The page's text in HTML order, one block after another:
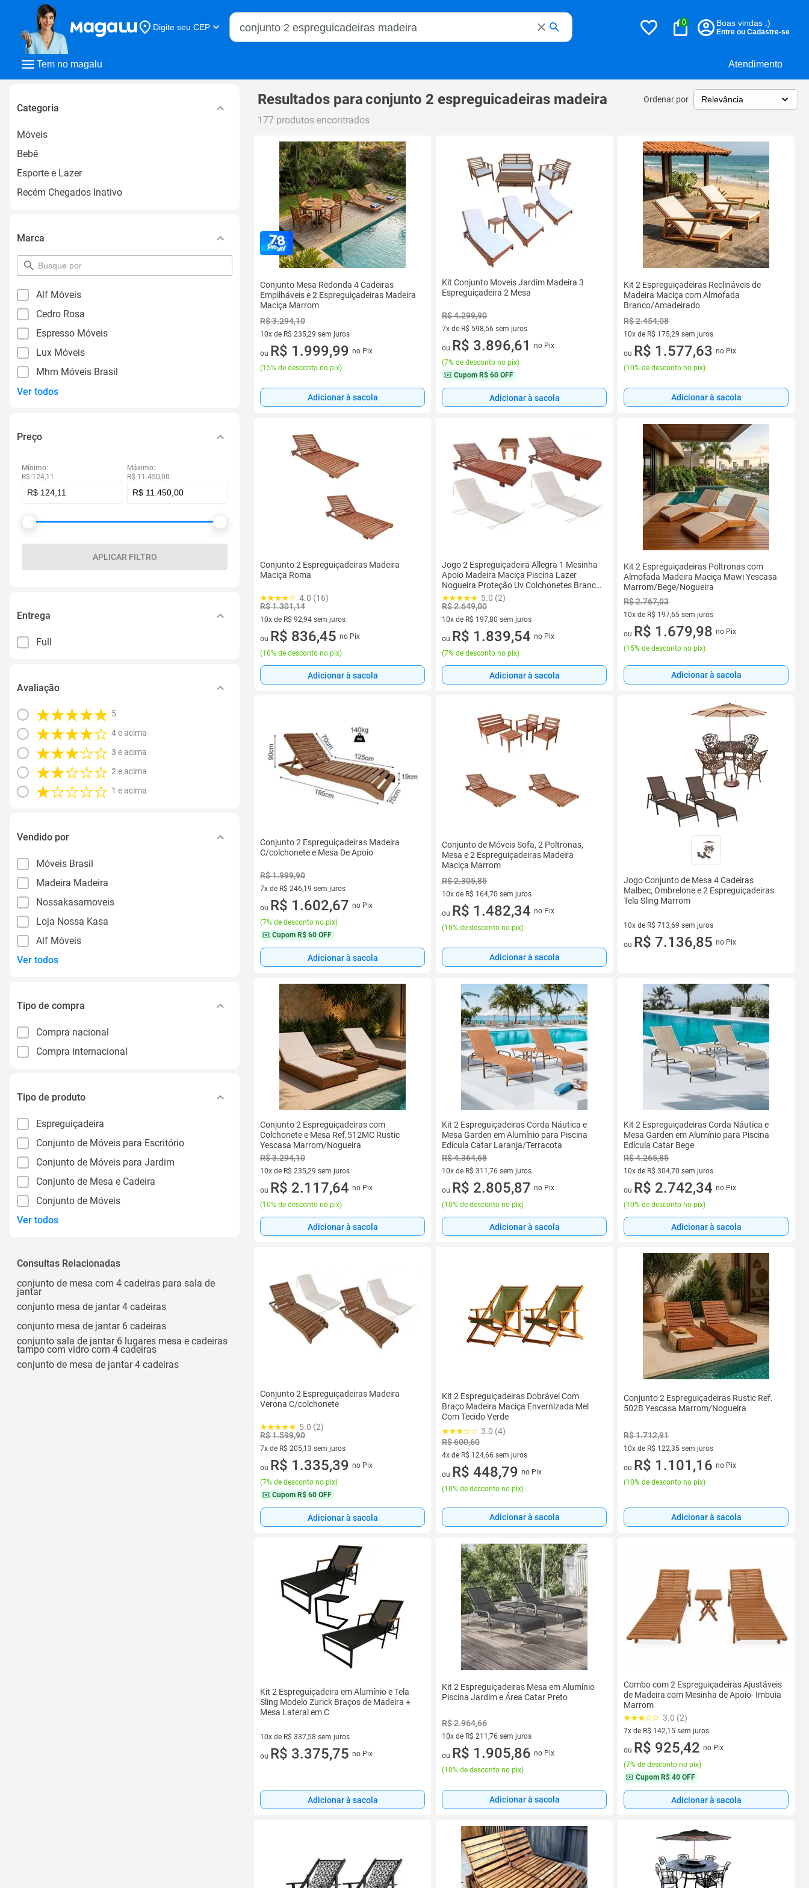
Tem no magalu Atendimento
Digite seu CEP
Buscar no Magalu
0 Boas vindas :)
Entre ou Cadastre-se
Categoria
Móveis
Bebê
Esporte e Lazer
Recém Chegados Inativo
Marca
pesquisar
por
Alf Móveis
Cedro Rosa
Espresso Móveis
Lux Móveis
Mhm Móveis Brasil
Ver todos
Preço
Mínimo:
R$ 124,11
Máximo:
R$ 11.450,00
APLICAR FILTRO
Entrega
Full
Avaliação
5
4 e acima
3 e acima
2 e acima
1 e acima
Vendido por
Móveis Brasil
Madeira Madeira
Nossakasamoveis
Loja Nossa Kasa
Alf Móveis
Ver todos
Tipo de compra
Compra nacional
Compra internacional
Tipo de produto
Espreguiçadeira
Conjunto de Móveis para Escritório
Conjunto de Móveis para Jardim
Conjunto de Mesa e Cadeira
Conjunto de Móveis
Ver todos
Consultas Relacionadas
conjunto de mesa com 4 cadeiras para sala de
jantar
conjunto mesa de jantar 4 cadeiras
conjunto mesa de jantar 6 cadeiras
conjunto sala de jantar 6 lugares mesa e cadeiras
tampo com vidro com 4 cadeiras
conjunto de mesa de jantar 4 cadeiras
Resultados paraconjunto 2 espreguicadeiras madeira Ordenar por
177 produtos encontrados
Conjunto Mesa Redonda 4 Cadeiras
Empilháveis e 2 Espreguiçadeiras Madeira
Maciça Marrom
R$ 3.294,10
10x de R$ 235,29 sem juros
10 vez de R$ 235,29 sem juros
ou R$ 1.999,99 no Pix
(15% de desconto no pix)
Adicionar à sacola
Kit Conjunto Moveis Jardim Madeira 3
Espreguiçadeira 2 Mesa
R$ 4.299,90
7x de R$ 598,56 sem juros
7 vez de R$ 598,56 sem juros
ou R$ 3.896,61
no Pix
(7% de desconto no pix)
Cupom R$ 60 OFF
Adicionar à sacola
Kit 2 Espreguiçadeiras Reclináveis de
Madeira Maciça com Almofada
Branco/Amadeirado
R$ 2.454,08
10x de R$ 175,29 sem juros
10 vez de R$ 175,29 sem juros
ou R$ 1.577,63 no Pix
(10% de desconto no pix)
Adicionar à sacola
Conjunto 2 Espreguiçadeiras Madeira
Maciça Roma
4.0 (16)
R$ 1.301,14
10x de R$ 92,94 sem juros
10 vez de R$ 92,94 sem juros
ou R$ 836,45 no Pix
(10% de desconto no pix)
Adicionar à sacola
Jogo 2 Espreguiçadeira Allegra 1 Mesinha
Apoio Madeira Maciça Piscina Lazer
Nogueira Proteção Uv Colchonetes Branco
Cru
5.0 (2)
R$ 2.649,00
10x de R$ 197,80 sem juros
10 vez de R$ 197,80 sem juros
ou R$ 1.839,54 no Pix
(7% de desconto no pix)
Adicionar à sacola
Kit 2 Espreguiçadeiras Poltronas com
Almofada Madeira Maciça Mawi Yescasa
Marrom/Bege/Nogueira
R$ 2.767,03
10x de R$ 197,65 sem juros
10 vez de R$ 197,65 sem juros
ou R$ 1.679,98 no Pix
(15% de desconto no pix)
Adicionar à sacola
Conjunto 2 Espreguiçadeiras Madeira
C/colchonete e Mesa De Apoio
R$ 1.999,90
7x de R$ 246,19 sem juros
7 vez de R$ 246,19 sem juros
ou R$ 1.602,67 no Pix
(7% de desconto no pix)
Cupom R$ 60 OFF
Adicionar à sacola
Conjunto de Móveis Sofa, 2 Poltronas,
Mesa e 2 Espreguiçadeiras Madeira
Maciça Marrom
R$ 2.305,85
10x de R$ 164,70 sem juros
10 vez de R$ 164,70 sem juros
ou R$ 1.482,34 no Pix
(10% de desconto no pix)
Adicionar à sacola
Jogo Conjunto de Mesa 4 Cadeiras
Malbec, Ombrelone e 2 Espreguiçadeiras
Tela Sling Marrom
10x de R$ 713,69 sem juros
10 vez de R$ 713,69 sem juros
ou R$ 7.136,85 no Pix
Conjunto 2 Espreguiçadeiras com
Colchonete e Mesa Ref.512MC Rustic
Yescasa Marrom/Nogueira
R$ 3.294,10
10x de R$ 235,29 sem juros
10 vez de R$ 235,29 sem juros
ou R$ 2.117,64 no Pix
(10% de desconto no pix)
Adicionar à sacola
Kit 2 Espreguiçadeiras Corda Náutica e
Mesa Garden em Alumínio para Piscina
Edícula Catar Laranja/Terracota
R$ 4.364,68
10x de R$ 311,76 sem juros
10 vez de R$ 311,76 sem juros
ou R$ 2.805,87 no Pix
(10% de desconto no pix)
Adicionar à sacola
Kit 2 Espreguiçadeiras Corda Náutica e
Mesa Garden em Alumínio para Piscina
Edícula Catar Bege
R$ 4.265,85
10x de R$ 304,70 sem juros
10 vez de R$ 304,70 sem juros
ou R$ 2.742,34 no Pix
(10% de desconto no pix)
Adicionar à sacola
Conjunto 2 Espreguiçadeiras Madeira
Verona C/colchonete
5.0 (2)
R$ 1.599,90
7x de R$ 205,13 sem juros
7 vez de R$ 205,13 sem juros
ou R$ 1.335,39 no Pix
(7% de desconto no pix)
Cupom R$ 60 OFF
Adicionar à sacola
Kit 2 Espreguiçadeiras Dobrável Com
Braço Madeira Maciça Envernizada Mel
Com Tecido Verde
3.0 (4)
R$ 600,60
4x de R$ 124,66 sem juros
4 vez de R$ 124,66 sem juros
ou R$ 448,79 no Pix
(10% de desconto no pix)
Adicionar à sacola
Conjunto 2 Espreguiçadeiras Rustic Ref.
502B Yescasa Marrom/Nogueira
R$ 1.712,91
10x de R$ 122,35 sem juros
10 vez de R$ 122,35 sem juros
ou R$ 1.101,16 no Pix
(10% de desconto no pix)
Adicionar à sacola
Kit 2 Espreguiçadeira em Alumínio e Tela
Sling Modelo Zurick Braços de Madeira +
Mesa Lateral em C
10x de R$ 337,58 sem juros
10 vez de R$ 337,58 sem juros
ou R$ 3.375,75 no Pix
Adicionar à sacola
Kit 2 Espreguiçadeiras Mesa em Alumínio
Piscina Jardim e Área Catar Preto
R$ 2.964,66
10x de R$ 211,76 sem juros
10 vez de R$ 211,76 sem juros
ou R$ 1.905,86 no Pix
(10% de desconto no pix)
Adicionar à sacola
Combo com 2 Espreguiçadeiras Ajustáveis
de Madeira com Mesinha de Apoio- Imbuia
Marrom
3.0 (2)
7x de R$ 142,15 sem juros
7 vez de R$ 142,15 sem juros
ou R$ 925,42 no Pix
(7% de desconto no pix)
Cupom R$ 40 OFF
Adicionar à sacola